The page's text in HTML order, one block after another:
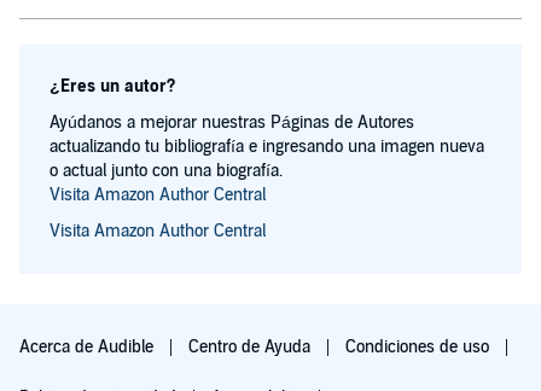
¿Eres un autor?
Ayúdanos a mejorar nuestras Páginas de Autores
actualizando tu bibliografía e ingresando una imagen nueva
o actual junto con una biografía.
Visita Amazon Author Central
Visita Amazon Author Central
Acerca de Audible Centro de Ayuda Condiciones de uso